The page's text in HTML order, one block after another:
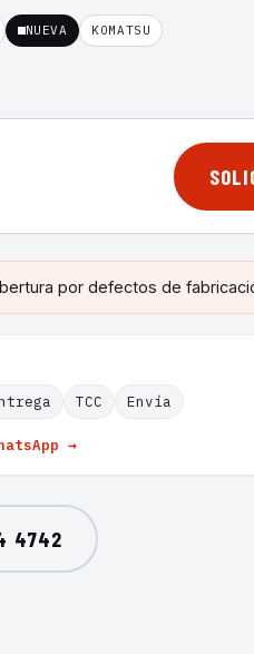
NUEVA KOMATSU
por defectos de
TCC Envía
→
4742